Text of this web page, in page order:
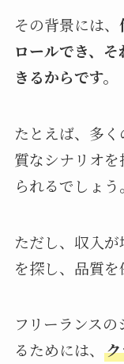
その背景には、
ロールでき、
きるからです。
たとえば、多
質なシナリオ
られるでしょう。
ただし、収入
を探し、品質を
フリーランス
るためには、